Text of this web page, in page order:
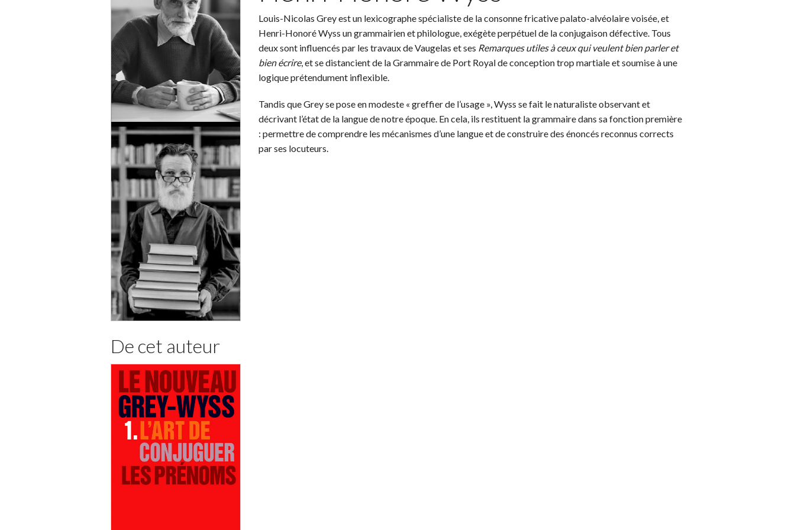
Louis-Nicolas Grey est un lexicographe spécialiste de la consonne fricative palato-alvéolaire voisée, et
Henri-Honoré Wyss un grammairien et philologue, exégète perpétuel de la conjugaison défective. Tous
deux sont influencés par les travaux de Vaugelas et ses Remarques utiles à ceux qui veulent bien parler et
bien écrire, et se distancient de la Grammaire de Port Royal de conception trop martiale et soumise à une
logique prétendument inflexible.
Tandis que Grey se pose en modeste « greffier de l’usage », Wyss se fait le naturaliste observant et
décrivant l’état de la langue de notre époque. En cela, ils restituent la grammaire dans sa fonction première
: permettre de comprendre les mécanismes d’une langue et de construire des énoncés reconnus corrects
par ses locuteurs.
De cet auteur